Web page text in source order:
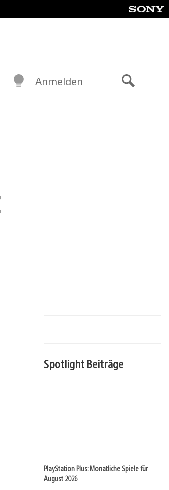
Anmelden
Spotlight Beiträge
PlayStation Plus: Monatliche Spiele für
August 2026